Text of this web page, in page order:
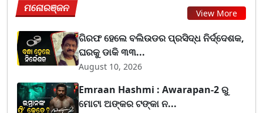
ମନୋରଞ୍ଜନ View More
ଗିରଫ ହେଲେ ବଲିଉଡର ପ୍ରସିଦ୍ଧ ନିର୍ଦ୍ଦେଶକ,
ଘରକୁ ଡାକି ୩୩...
August 10, 2026
Emraan Hashmi : Awarapan-2 ରୁ
ମୋଟା ଅଙ୍କର ଟଙ୍କା ନ...